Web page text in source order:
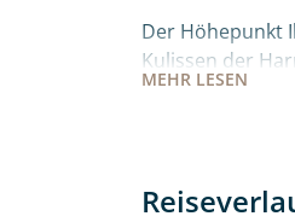
MEHR LESEN
Der Höhepunkt
Kulissen der